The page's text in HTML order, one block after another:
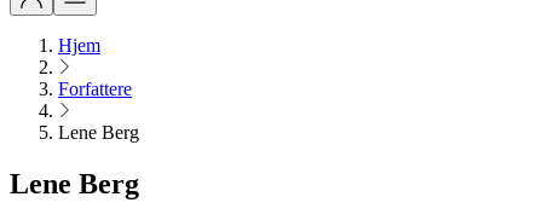
Hjem
Forfattere
Lene Berg
Lene Berg